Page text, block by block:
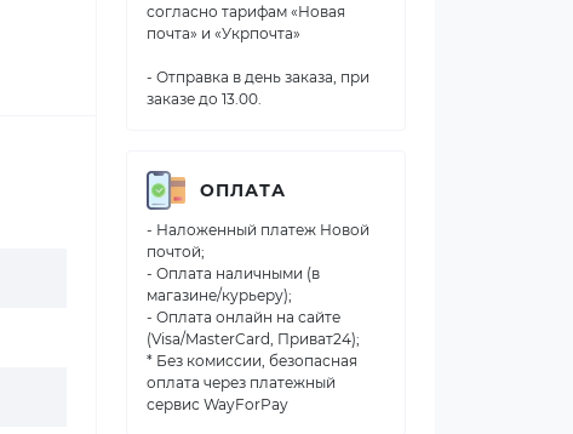
согласно тарифам «Новая
почта» и «Укрпочта»
- Отправка в день заказа, при
заказе до 13.00.
ОПЛАТА
- Наложенный платеж Новой
почтой;
- Оплата наличными (в
магазине/курьеру);
- Оплата онлайн на сайте
(Visa/MasterCard, Приват24);
* Без комиссии, безопасная
оплата через платежный
сервис WayForPay